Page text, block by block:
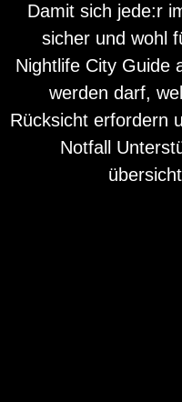
Damit sich jede:r
sicher und wohl
Nightlife City Guide
werden darf,
Rücksicht erfordern
Notfall